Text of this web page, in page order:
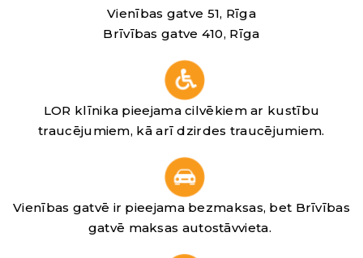
Vienības gatve 51, Rīga
Brīvības gatve 410, Rīga
LOR klīnika pieejama cilvēkiem ar kustību
traucējumiem, kā arī dzirdes traucējumiem.
Vienības gatvē ir pieejama bezmaksas, bet Brīvības
gatvē maksas autostāvvieta.